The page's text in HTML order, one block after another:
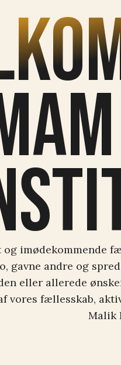
og imødekommende
gavne andre og
eller allerede
vores fællesskab,
Malik